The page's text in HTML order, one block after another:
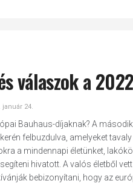
válaszok a
január 24.
Bauhaus-díjaknak? A
felbuzdulva, amelyeket
a mindennapi életünket,
hivatott. A valós életből
bebizonyítani, hogy az